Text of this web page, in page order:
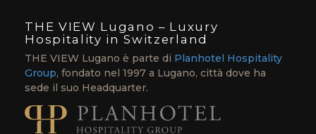
THE VIEW Lugano – Luxury
Hospitality in Switzerland
THE VIEW Lugano è parte di Planhotel Hospitality
Group, fondato nel 1997 a Lugano, città dove ha
sede il suo Headquarter.